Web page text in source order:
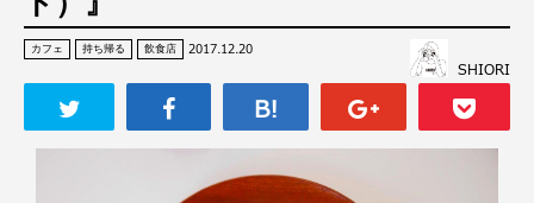
カフェ 持ち帰る 飲食店 2017.12.20
SHIORI